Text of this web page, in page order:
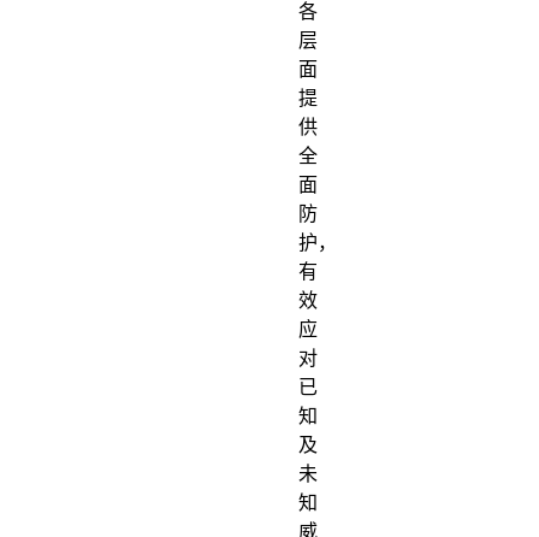
各
层
面
提
供
全
面
防
护，
有
效
应
对
已
知
及
未
知
威